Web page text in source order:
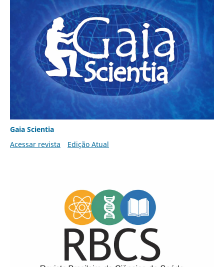
Gaia Scientia
Acessar revista
Edição Atual